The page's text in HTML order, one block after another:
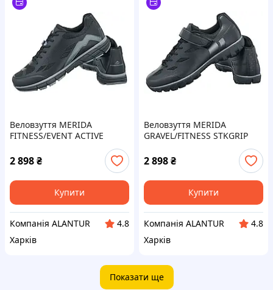
Веловзуття MERIDA
FITNESS/EVENT ACTIVE
Чорні/Сірі, Для Спортзалу,
Легка Педалізація
2 898₴
Купити
Компанія ALANTUR
4.8
Харків
Веловзуття MERIDA
GRAVEL/FITNESS STKGRIP
вентиляція, комфортний
протектор
2 898₴
Купити
Компанія ALANTUR
4.8
Харків
Показати ще